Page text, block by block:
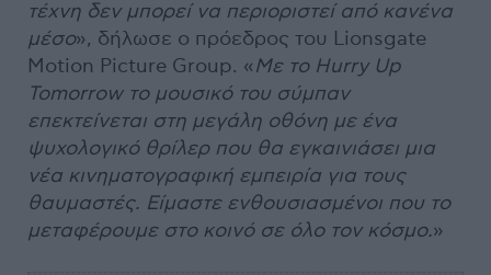
τέχνη δεν μπορεί να περιοριστεί από κανένα
μέσο», δήλωσε o πρόεδρος του Lionsgate
Motion Picture Group. «Με το Hurry Up
Tomorrow το μουσικό του σύμπαν
επεκτείνεται στη μεγάλη οθόνη με ένα
ψυχολογικό θρίλερ που θα εγκαινιάσει μια
νέα κινηματογραφική εμπειρία για τους
θαυμαστές. Είμαστε ενθουσιασμένοι που το
μεταφέρουμε στο κοινό σε όλο τον κόσμο.»